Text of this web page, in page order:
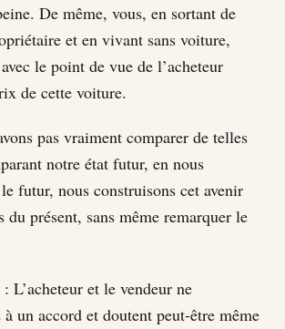
De même, vous, en sortant de
et en vivant sans voiture,
le point de vue de l’acheteur
de cette voiture.
pas vraiment comparer de telles
notre état futur, en nous
futur, nous construisons cet avenir
du présent, sans même remarquer le
L’acheteur et le vendeur ne
un accord et doutent peut-être même